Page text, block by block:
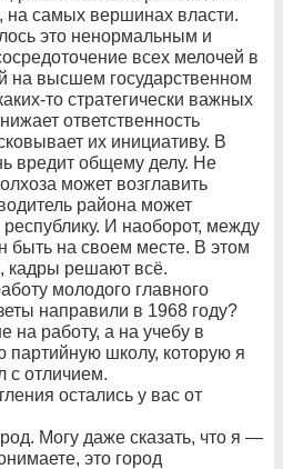
на самых вершинах власти.
это ненормальным и
всех мелочей в
на высшем государственном
то стратегически важных
ответственность
их инициативу. В
вредит общему делу. Не
может возглавить
района может
республику. И наоборот, между
на своем месте. В этом
кадры решают всё.
молодого главного
направили в 1968 году?
работу, а на учебу в
школу, которую я
с отличием.
остались у вас от
Могу даже сказать, что я —
это город